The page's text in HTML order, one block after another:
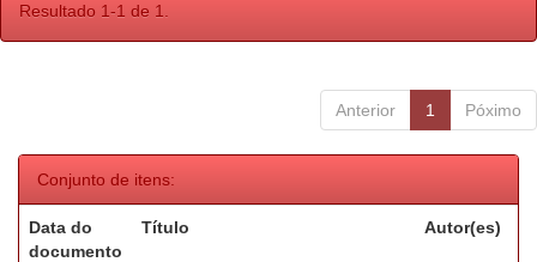
Resultado 1-1 de 1.
Anterior 1 Póximo
Conjunto de itens:
Data do
documento
Título Autor(es)